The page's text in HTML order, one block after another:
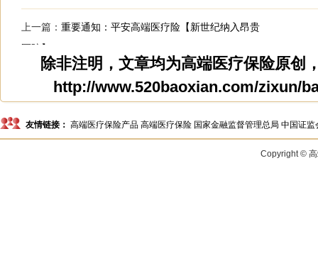
上一篇： 重要通知：平安高端医疗险【新世纪纳入昂贵
医院】
除非注明，文章均为高端医疗保险原创
http://www.520baoxian.com/zixun/
友情链接： 高端医疗保险产品 高端医疗保险 国家金融监督管理总局 中国证监
Copyright ©